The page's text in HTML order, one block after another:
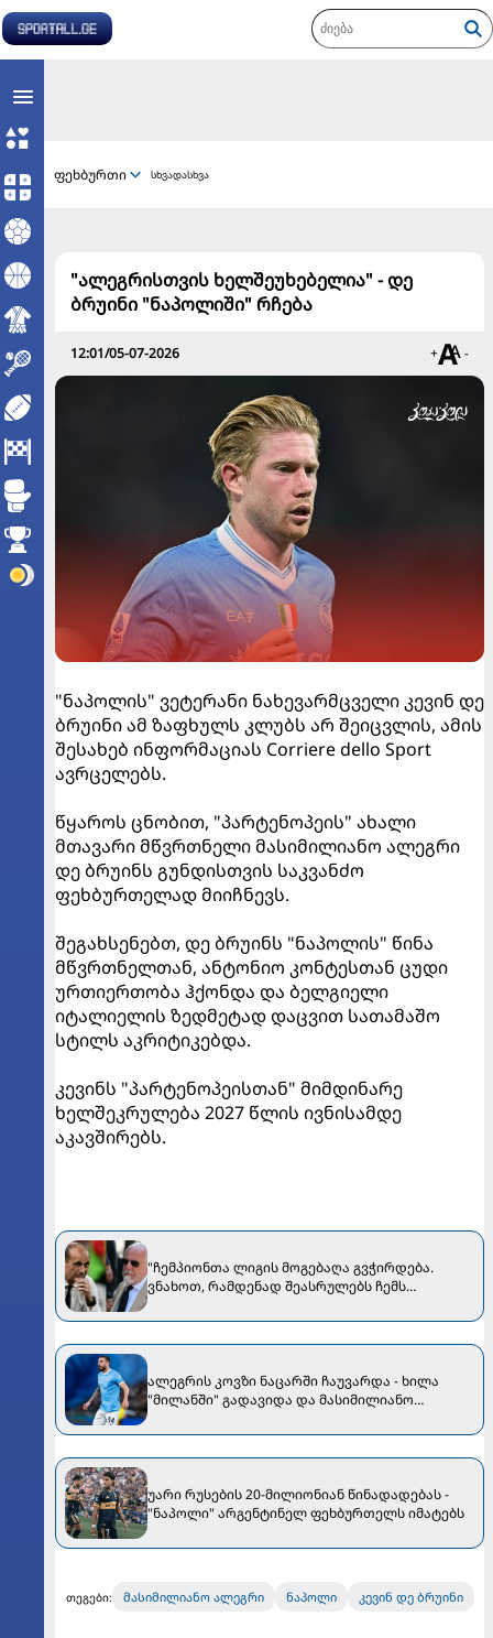
ფეხბურთი სხვადასხვა
"ალეგრისთვის ხელშეუხებელია" - დე
ბრუინი "ნაპოლიში" რჩება
12:01/05-07-2026 + -
"ნაპოლის" ვეტერანი ნახევარმცველი კევინ დე
ბრუინი ამ ზაფხულს კლუბს არ შეიცვლის, ამის
შესახებ ინფორმაციას Corriere dello Sport
ავრცელებს.
წყაროს ცნობით, "პარტენოპეის" ახალი
მთავარი მწვრთნელი მასიმილიანო ალეგრი
დე ბრუინს გუნდისთვის საკვანძო
ფეხბურთელად მიიჩნევს.
შეგახსენებთ, დე ბრუინს "ნაპოლის" წინა
მწვრთნელთან, ანტონიო კონტესთან ცუდი
ურთიერთობა ჰქონდა და ბელგიელი
იტალიელის ზედმეტად დაცვით სათამაშო
სტილს აკრიტიკებდა.
კევინს "პარტენოპეისთან" მიმდინარე
ხელშეკრულება 2027 წლის ივნისამდე
აკავშირებს.
"ჩემპიონთა ლიგის მოგებაღა გვჭირდება.
ვნახოთ, რამდენად შეასრულებს ჩემს
ისაუბრა
ალეგრის კოვზი ნაცარში ჩაუვარდა - ხილა
"მილანში" გადავიდა და მასიმილიანო
უარი რუსების 20-მილიონიან წინადადებას -
"ნაპოლი" არგენტინელ ფეხბურთელს იმატებს
თეგები: მასიმილიანო ალეგრი ნაპოლი კევინ დე ბრუინი